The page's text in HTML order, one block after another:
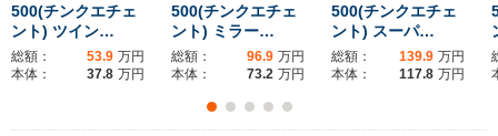
ホイールベース
17.5～19.2km/L
└市街地:13.2～
ホイールベース
-m
ホイ
└市街地
500(チンクエチェ
ント) ツイン…
総額： 53.9 万円
本体：
37.8 万円
500(チンクエチェ
ント) ミラー…
総額： 96.9 万円
本体：
73.2 万円
500(チンクエチェ
ント) スーパ…
総額： 139.9 万円
本体：
117.8 万円